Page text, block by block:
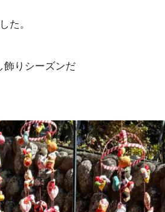
た。
飾りシーズンだ